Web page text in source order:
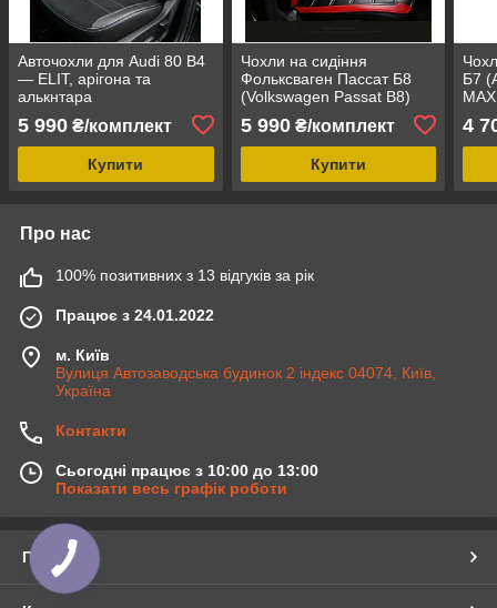
Авточохли для Audi 80 B4
— ELIT, арігона та
алькнтара
5 990 ₴/комплект
Купити
Чохли на сидіння
Фольксваген Пассат Б8
(Volkswagen Passat B8)
авточохли екошкіра
арігона
5 990₴/комплект
Купити
Б7
4
Про нас
100% позитивних з 13 відгуків за рік
Працює з 24.01.2022
м. Київ
Вулиця Автозаводська будинок 2 індекс 04074, Київ,
Україна
Контакти
Сьогодні працює з 10:00 до 13:00
Показати весь графік роботи
Про нас